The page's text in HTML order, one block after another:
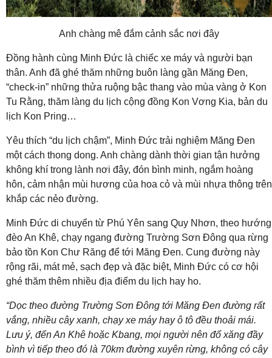
Anh chàng mê đắm cảnh sắc nơi đây
Đồng hành cùng Minh Đức là chiếc xe máy và người bạn
thân. Anh đã ghé thăm những buôn làng gần Măng Đen,
“check-in” những thửa ruộng bậc thang vào mùa vàng ở Kon
Tu Rằng, thăm làng du lịch cộng đồng Kon Vơng Kia, bản du
lịch Kon Pring…
Yêu thích “du lịch chậm”, Minh Đức trải nghiệm Măng Đen
một cách thong dong. Anh chàng dành thời gian tận hưởng
không khí trong lành nơi đây, đón bình minh, ngắm hoàng
hôn, cảm nhận mùi hương của hoa cỏ và mùi nhựa thông trên
khắp các nẻo đường.
Minh Đức di chuyển từ Phú Yên sang Quy Nhơn, theo hướng
đèo An Khê, chạy ngang đường Trường Sơn Đông qua rừng
bảo tồn Kon Chư Răng để tới Măng Đen. Cung đường này
rộng rãi, mát mẻ, sạch đẹp và đặc biệt, Minh Đức có cơ hội
ghé thăm thêm nhiều địa điểm du lịch hay ho.
“Dọc theo đường Trường Sơn Đông tới Măng Đen đường rất
vắng, nhiều cây xanh, chạy xe máy hay ô tô đều thoải mái.
Lưu ý, đến An Khê hoặc Kbang, mọi người nên đổ xăng đầy
bình vì tiếp theo đó là 70km đường xuyên rừng, không có cây